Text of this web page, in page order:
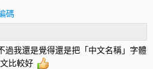
碼
過我還是覺得還是把「中文名稱」字體
比較好